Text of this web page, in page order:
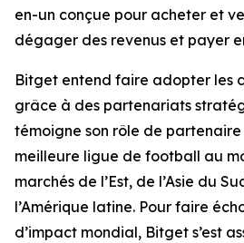
en-un conçue pour acheter et
dégager des revenus et payer
Bitget entend faire adopter les
grâce à des partenariats
témoigne son rôle de
meilleure ligue de football au
marchés de l’Est, de l’Asie du
l’Amérique latine. Pour faire
d’impact mondial, Bitget s’est